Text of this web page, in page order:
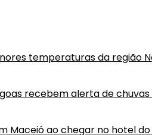
temperaturas da região
recebem alerta de
Maceió ao chegar no hotel do